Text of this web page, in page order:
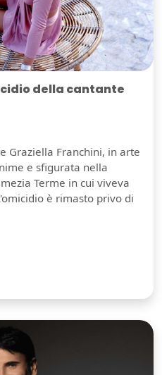
della cantante
Graziella Franchini, in arte
e sfigurata nella
Terme in cui viveva
è rimasto privo di